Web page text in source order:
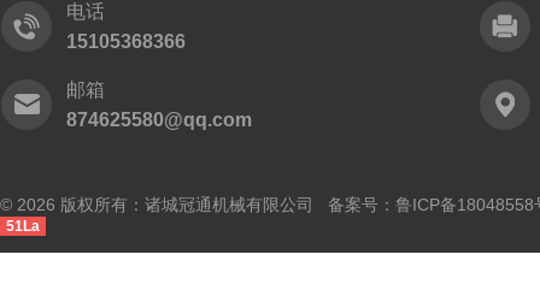
电话
15105368366
邮箱
874625580@qq.com
© 2026 版权所有：诸城冠通机械有限公司 备案号： 鲁ICP备18048558
51La